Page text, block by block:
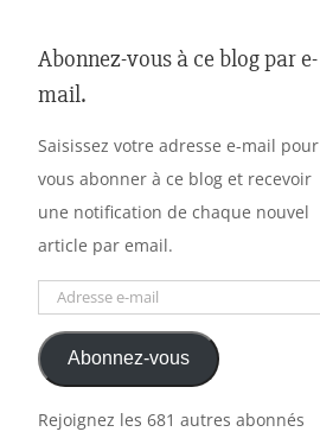
Abonnez-vous à ce blog par e-
mail.
Saisissez votre adresse e-mail pour
vous abonner à ce blog et recevoir
une notification de chaque nouvel
article par email.
Adresse
mailAbonnez-vous
Rejoignez les 681 autres abonnés